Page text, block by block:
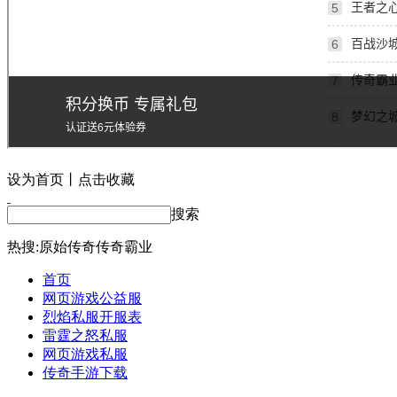
设为首页丨点击收藏
搜索
热搜:原始传奇传奇霸业
首页
网页游戏公益服
烈焰私服开服表
雷霆之怒私服
网页游戏私服
传奇手游下载